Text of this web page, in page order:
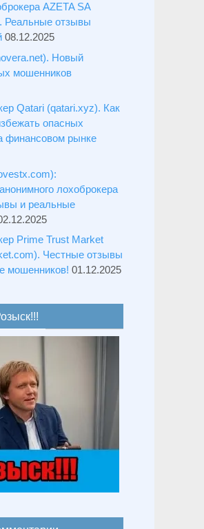
AZETA SA
Реальные отзывы
08.12.2025
Новый
мошенников
Qatari (qatari.xyz). Как
опасных
финансовом рынке
лохоброкера
и реальные
Prime Trust Market
Честные отзывы
мошенников! 01.12.2025